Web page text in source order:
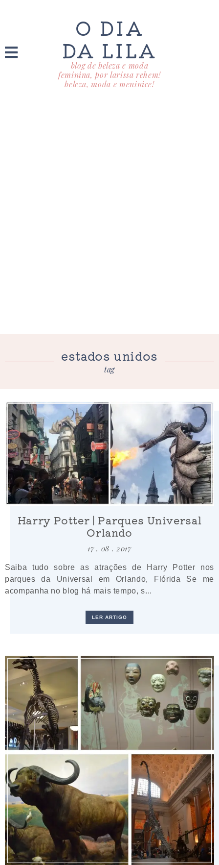
O DIA
DA LILA
blog de beleza e moda
feminina, por larissa rehem!
beleza, moda e meninice!
estados unidos
tag
Harry Potter | Parques Universal
Orlando
17 . 08 . 2017
Saiba tudo sobre as atrações de Harry Potter nos
parques da Universal em Orlando, Flórida Se me
acompanha no blog há mais tempo, s...
LER ARTIGO